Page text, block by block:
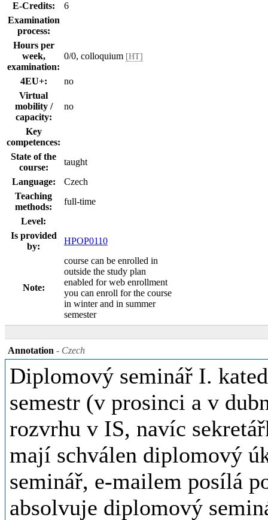
E-Credits:
6
Examination
process:
Hours per
week,
examination:
0/0, colloquium [HT]
4EU+:
no
Virtual
mobility /
capacity:
no
Key
competences:
State of the
course:
taught
Language:
Czech
Teaching
methods:
full-time
Level:
Is provided
by:
HPOP0110
Note:
course can be enrolled in
outside the study plan
enabled for web enrollment
you can enroll for the course
in winter and in summer
semester
Annotation - Czech
Diplomový seminář I.
semestr (v prosinci a v
rozvrhu v IS, navíc
mají schválen diplomový
seminář, e-mailem posílá
absolvuje diplomový